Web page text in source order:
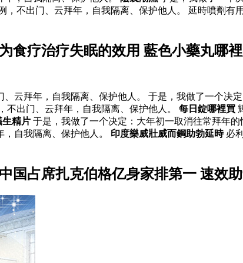
不出门、云拜年，自我隔离、保护他人。 延時噴劑
食疗治疗失眠的效用 藍色小藥丸哪
云拜年，自我隔离、保护他人。 于是，我做了一个决
出门、云拜年，自我隔离、保护他人。 每日錠哪裡買
生精片 于是，我做了一个决定：大年初一取消往常拜年
自我隔离、保护他人。 印度樂威壯威而鋼助勃延時必
国占席扎克伯格亿身家排第一 速效